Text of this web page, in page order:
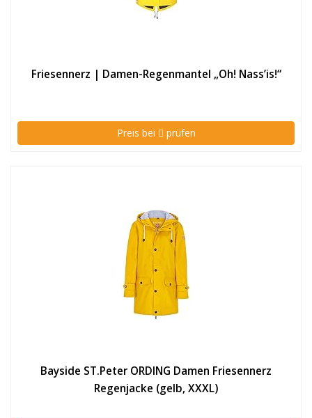
Friesennerz | Damen-Regenmantel „Oh! Nass’is!“
Preis bei prüfen
Bayside ST.Peter ORDING Damen Friesennerz
Regenjacke (gelb, XXXL)